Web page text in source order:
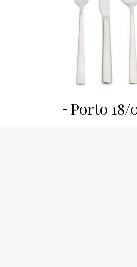
Porto 18/